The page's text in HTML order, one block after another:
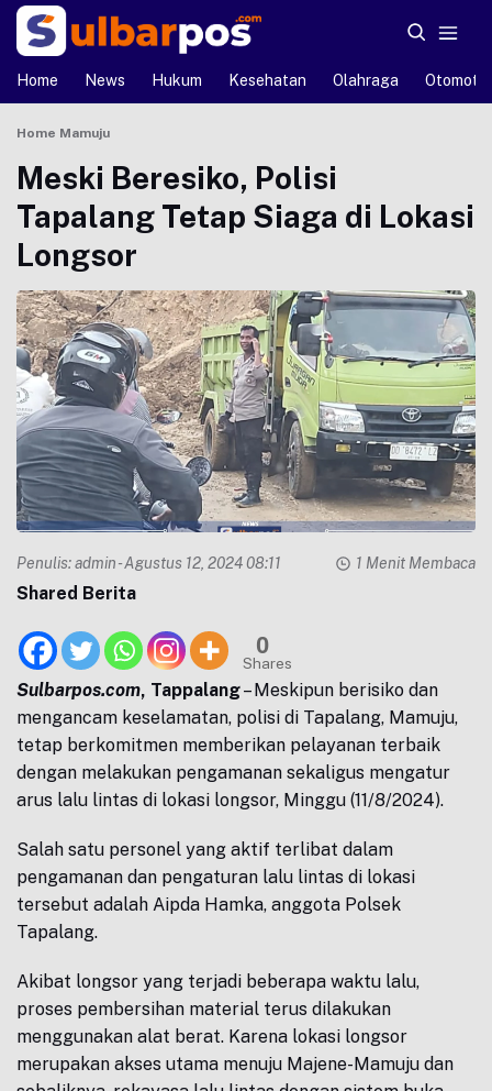
Home News Hukum Kesehatan Olahraga Otomotif
Home Mamuju
Meski Beresiko, Polisi
Tapalang Tetap Siaga di Lokasi
Longsor
Penulis:admin- Agustus 12, 2024 08:11 1 Menit Membaca
Shared Berita
0
Shares
Sulbarpos.com, Tappalang– Meskipun berisiko dan
mengancam keselamatan, polisi di Tapalang, Mamuju,
tetap berkomitmen memberikan pelayanan terbaik
dengan melakukan pengamanan sekaligus mengatur
arus lalu lintas di lokasi longsor, Minggu (11/8/2024).
Salah satu personel yang aktif terlibat dalam
pengamanan dan pengaturan lalu lintas di lokasi
tersebut adalah Aipda Hamka, anggota Polsek
Tapalang.
Akibat longsor yang terjadi beberapa waktu lalu,
proses pembersihan material terus dilakukan
menggunakan alat berat. Karena lokasi longsor
merupakan akses utama menuju Majene-Mamuju dan